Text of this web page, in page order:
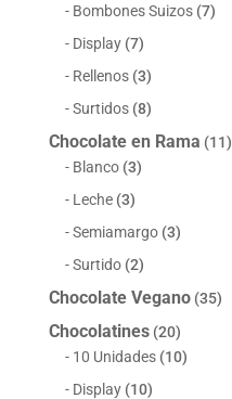
Bombones Suizos (7)
Display (7)
Rellenos (3)
Surtidos (8)
Chocolate en Rama (11)
Blanco (3)
Leche (3)
Semiamargo (3)
Surtido (2)
Chocolate Vegano (35)
Chocolatines (20)
10 Unidades (10)
Display (10)